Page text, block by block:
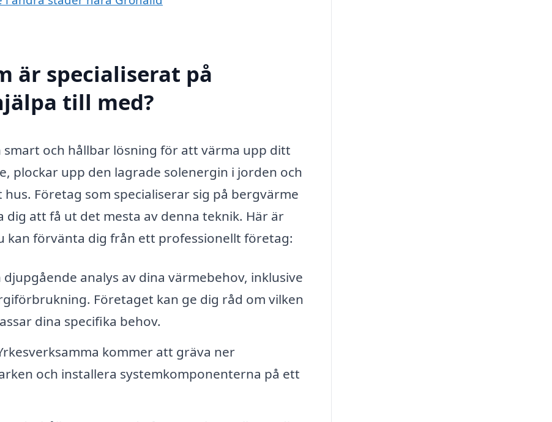
är specialiserat på
till med?
och hållbar lösning för att värma upp ditt
plockar upp den lagrade solenergin i jorden och
Företag som specialiserar sig på bergvärme
att få ut det mesta av denna teknik. Här är
kan förvänta dig från ett professionellt företag:
djupgående analys av dina värmebehov, inklusive
Företaget kan ge dig råd om vilken
dina specifika behov.
kommer att gräva ner
och installera systemkomponenterna på ett